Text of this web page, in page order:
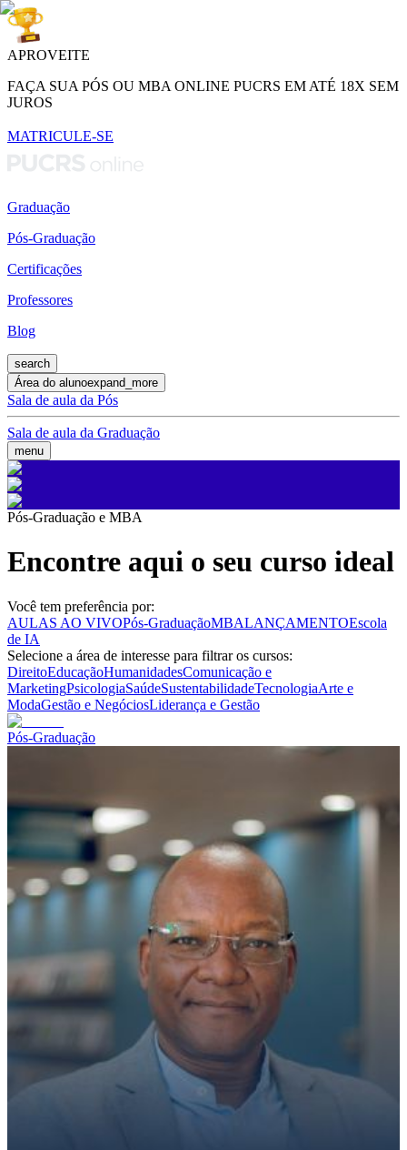
APROVEITE
FAÇA SUA PÓS OU MBA ONLINE PUCRS EM ATÉ 18X SEM
JUROS
MATRICULE-SE
Graduação
Pós-Graduação
Certificações
Professores
Blog
search
Área do alunoexpand_more
Sala de aula da Pós
Sala de aula da Graduação
menu
Pós-Graduação e MBA
Encontre aqui o seu curso ideal
Você tem preferência por:
AULAS AO VIVOPós-GraduaçãoMBALANÇAMENTOEscola
de IA
Selecione a área de interesse para filtrar os cursos:
DireitoEducaçãoHumanidadesComunicação e
MarketingPsicologiaSaúdeSustentabilidadeTecnologiaArte e
ModaGestão e NegóciosLiderança e Gestão
Pós-Graduação